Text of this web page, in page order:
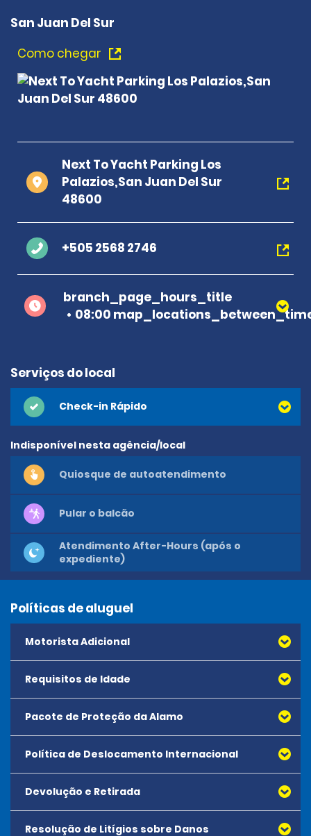
San Juan Del Sur
Como chegar
Next To Yacht Parking Los
Palazios,San Juan Del Sur
48600
+505 2568 2746
branch_page_hours_title
08:00
Serviços do local
Check-in Rápido
Indisponível nesta agência/local
Quiosque de autoatendimento
Pular o balcão
Atendimento After-Hours (após o
expediente)
Políticas de aluguel
Motorista Adicional
Requisitos de Idade
Pacote de Proteção da Alamo
Política de Deslocamento Internacional
Unrestricted driving within Nicaragua. Renters wishing to
visit Costa Rica must prearrange at time of rental, for a
vehicle exchange at the Nicaragua or Costa Rica border.
Devolução e Retirada
Resolução de Litígios sobre Danos